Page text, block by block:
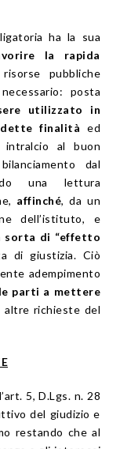
ha la sua
la rapida
pubbliche
posta
utilizzato in
finalità ed
al buon
dal
una lettura
affinché, da un
dell’istituto, e
sorta di “effetto
di giustizia. Ciò
adempimento
parti a mettere
altre richieste del
5, D.Lgs. n. 28
del giudizio e
restando che al